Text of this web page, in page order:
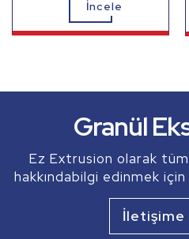
İncele
Boru
Granül
ve daha
Ez
Profil
Ez Extrusion olarak
hakkındabilgi edinmek
İletişime